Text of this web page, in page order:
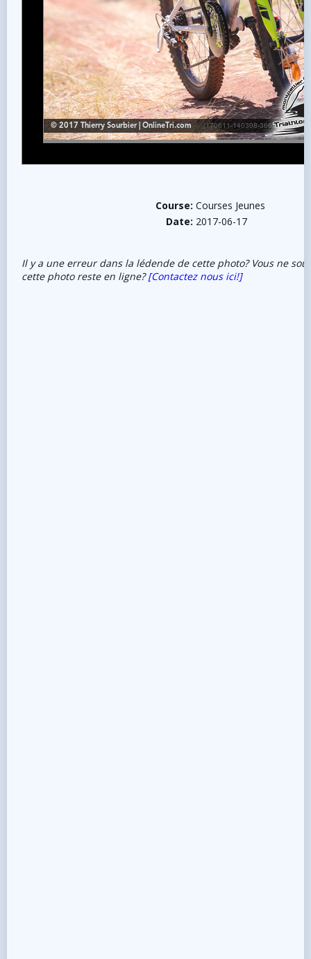
Course: Courses Jeunes
Date: 2017-06-17
Il y a une erreur dans la lédende de cette photo? Vous ne
cette photo reste en ligne?[Contactez nous ici!]